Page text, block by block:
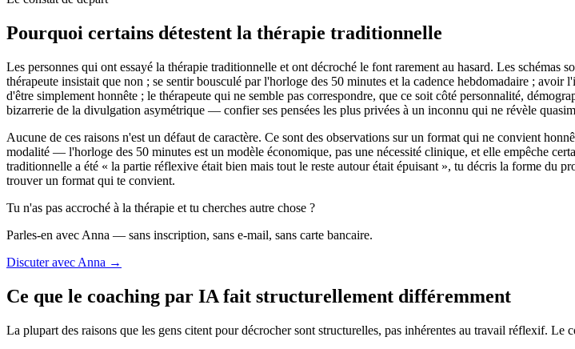
Pourquoi certains détestent la thérapie traditionnelle
Les personnes qui ont essayé la thérapie traditionnelle et ont décroché le font rarement au hasard. Les schémas
thérapeute insistait que non ; se sentir bousculé par l'horloge des 50 minutes et la cadence hebdomadaire ;
d'être simplement honnête ; le thérapeute qui ne semble pas correspondre, que ce soit côté personnalité,
bizarrerie de la divulgation asymétrique — confier ses pensées les plus privées à un inconnu qui ne révèle
Aucune de ces raisons n'est un défaut de caractère. Ce sont des observations sur un format qui ne convient
modalité — l'horloge des 50 minutes est un modèle économique, pas une nécessité clinique, et elle empêche
traditionnelle a été « la partie réflexive était bien mais tout le reste autour était épuisant », tu décris la forme du
trouver un format qui te convient.
Tu n'as pas accroché à la thérapie et tu cherches autre chose ?
Parles-en avec Anna — sans inscription, sans e-mail, sans carte bancaire.
Discuter avec Anna →
Ce que le coaching par IA fait structurellement différemment
La plupart des raisons que les gens citent pour décrocher sont structurelles, pas inhérentes au travail réflexif. Le